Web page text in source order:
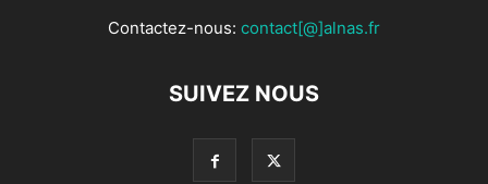
Contactez-nous: contact[@]alnas.fr
SUIVEZ NOUS